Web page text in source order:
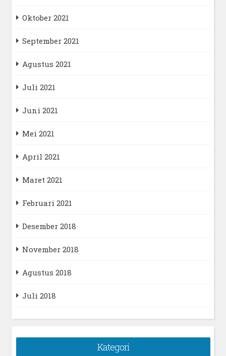
Oktober 2021
September 2021
Agustus 2021
Juli 2021
Juni 2021
Mei 2021
April 2021
Maret 2021
Februari 2021
Desember 2018
November 2018
Agustus 2018
Juli 2018
Kategori